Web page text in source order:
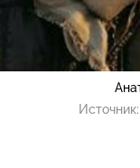
Источник: